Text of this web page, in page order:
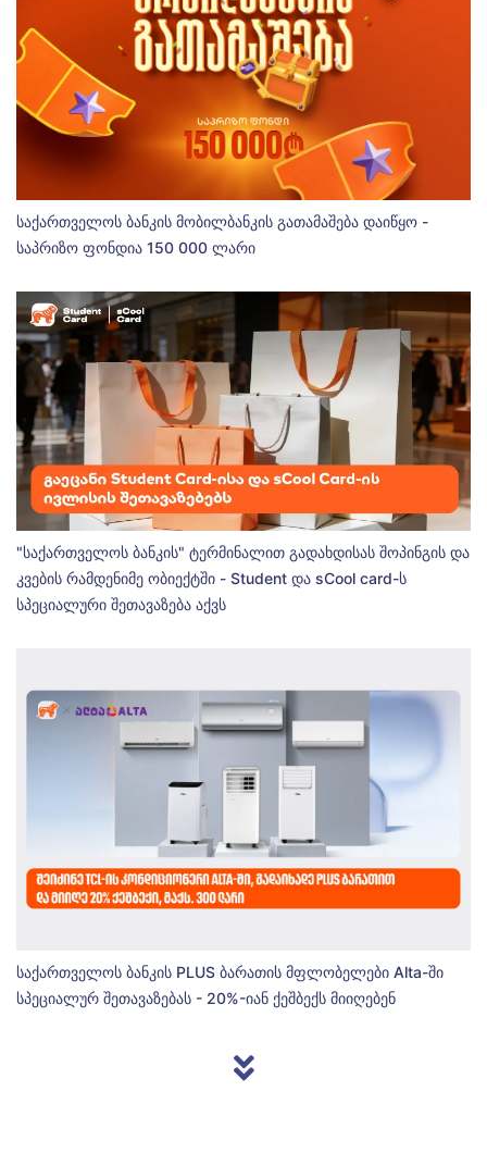
საქართველოს ბანკის მობილბანკის გათამაშება დაიწყო -
საპრიზო ფონდია 150 000 ლარი
"საქართველოს ბანკის" ტერმინალით გადახდისას შოპინგის და
კვების რამდენიმე ობიექტში - Student და sCool card-ს
სპეციალური შეთავაზება აქვს
საქართველოს ბანკის PLUS ბარათის მფლობელები Alta-ში
სპეციალურ შეთავაზებას - 20%-იან ქეშბექს მიიღებენ